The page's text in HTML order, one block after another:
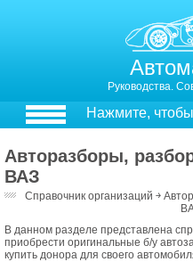
Руководства.
Нажмите,
Авторазборы,
ВАЗ
Справочник организаций ￫
В данном разделе представлена
приобрести оригинальные б/у
купить донора для своего